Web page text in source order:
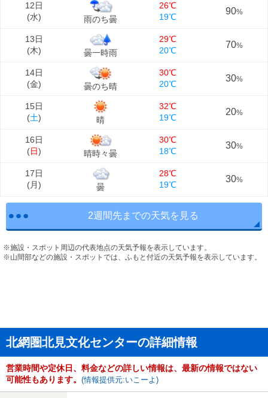
12日
(水) 雨のち曇
26℃
19℃
90%
13日
(木) 曇一時雨
29℃
20℃
70%
14日
(金) 曇のち晴
30℃
20℃
30%
15日
(土) 晴
32℃
19℃
20%
16日
(日) 晴時々曇
30℃
18℃
30%
17日
(月) 曇
28℃
19℃
30%
2週間先までの天気を見る
※施設・スポット周辺の代表地点の天気予報を表示しています。
※山間部などの施設・スポットでは、ふもと付近の天気予報を表示しています。
北網圏北見文化センターの詳細情報
営業時間や定休日、料金などの詳しい情報は、最新の情報ではない
可能性もあります。 (情報提供元:いこーよ)